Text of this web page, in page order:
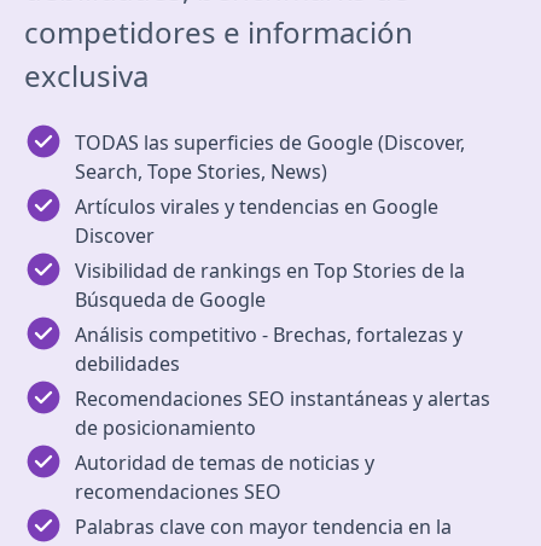
competidores e información
exclusiva
TODAS las superficies de Google (Discover,
Search, Tope Stories, News)
Artículos virales y tendencias en Google
Discover
Visibilidad de rankings en Top Stories de la
Búsqueda de Google
Análisis competitivo - Brechas, fortalezas y
debilidades
Recomendaciones SEO instantáneas y alertas
de posicionamiento
Autoridad de temas de noticias y
recomendaciones SEO
Palabras clave con mayor tendencia en la